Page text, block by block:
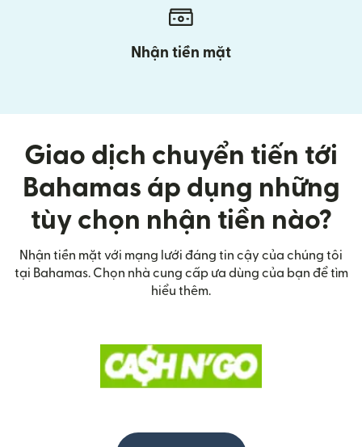
Nhận tiền mặt
Giao dịch chuyển tiến tới
Bahamas áp dụng những
tùy chọn nhận tiền nào?
Nhận tiền mặt với mạng lưới đáng tin cậy của chúng tôi
tại Bahamas. Chọn nhà cung cấp ưa dùng của bạn để tìm
hiểu thêm.